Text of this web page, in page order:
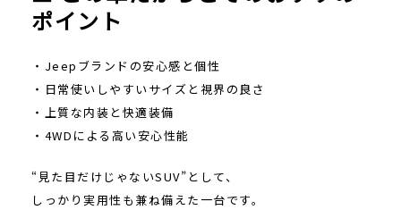
ポイント
・Jeepブランドの安心感と個性
・日常使いしやすいサイズと視界の良さ
・上質な内装と快適装備
・4WDによる高い安心性能
“見た目だけじゃないSUV”として、
しっかり実用性も兼ね備えた一台です。